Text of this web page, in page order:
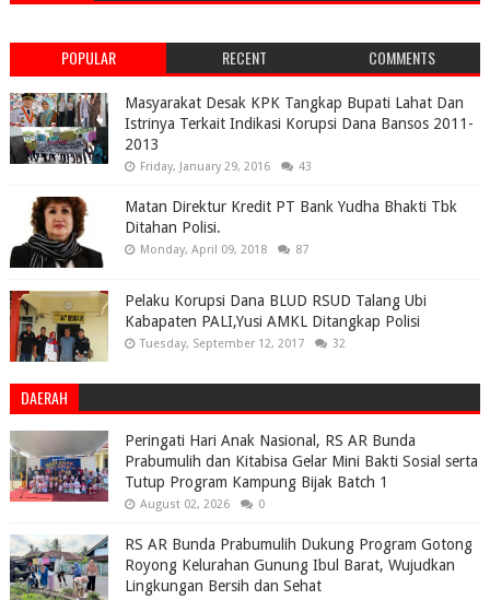
POPULAR RECENT COMMENTS
Masyarakat Desak KPK Tangkap Bupati Lahat Dan
Istrinya Terkait Indikasi Korupsi Dana Bansos 2011-
2013
Friday, January 29, 2016 43
Matan Direktur Kredit PT Bank Yudha Bhakti Tbk
Ditahan Polisi.
Monday, April 09, 2018 87
Pelaku Korupsi Dana BLUD RSUD Talang Ubi
Kabapaten PALI,Yusi AMKL Ditangkap Polisi
Tuesday, September 12, 2017 32
DAERAH
Peringati Hari Anak Nasional, RS AR Bunda
Prabumulih dan Kitabisa Gelar Mini Bakti Sosial serta
Tutup Program Kampung Bijak Batch 1
August 02, 2026 0
RS AR Bunda Prabumulih Dukung Program Gotong
Royong Kelurahan Gunung Ibul Barat, Wujudkan
Lingkungan Bersih dan Sehat